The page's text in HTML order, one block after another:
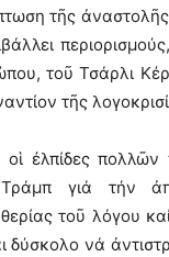
τῆς
τοῦ Τσάρλι
τῆς
οἱ ἐλπίδες
γιά τήν
τοῦ λόγου
δύσκολο νά